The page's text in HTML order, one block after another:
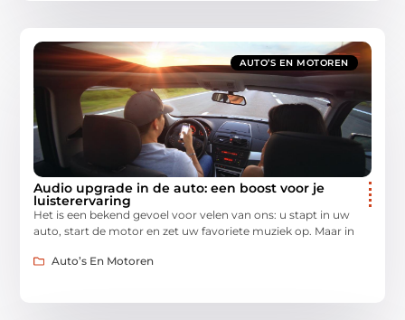
AUTO’S EN MOTOREN
Audio upgrade in de auto: een boost voor je
luisterervaring
Het is een bekend gevoel voor velen van ons: u stapt in uw
auto, start de motor en zet uw favoriete muziek op. Maar in
Auto’s En Motoren